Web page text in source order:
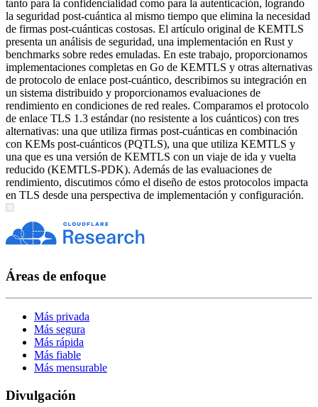
tanto para la confidencialidad como para la autenticación, logrando
la seguridad post-cuántica al mismo tiempo que elimina la necesidad
de firmas post-cuánticas costosas. El artículo original de KEMTLS
presenta un análisis de seguridad, una implementación en Rust y
benchmarks sobre redes emuladas. En este trabajo, proporcionamos
implementaciones completas en Go de KEMTLS y otras alternativas
de protocolo de enlace post-cuántico, describimos su integración en
un sistema distribuido y proporcionamos evaluaciones de
rendimiento en condiciones de red reales. Comparamos el protocolo
de enlace TLS 1.3 estándar (no resistente a los cuánticos) con tres
alternativas: una que utiliza firmas post-cuánticas en combinación
con KEMs post-cuánticos (PQTLS), una que utiliza KEMTLS y
una que es una versión de KEMTLS con un viaje de ida y vuelta
reducido (KEMTLS-PDK). Además de las evaluaciones de
rendimiento, discutimos cómo el diseño de estos protocolos impacta
en TLS desde una perspectiva de implementación y configuración.
Áreas de enfoque
Más privada
Más segura
Más rápida
Más fiable
Más mensurable
Divulgación